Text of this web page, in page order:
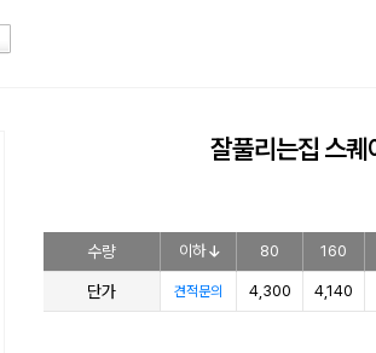
잘풀리는집 스
수량 이하 80 160
단가 견적문의 4,300 4,140